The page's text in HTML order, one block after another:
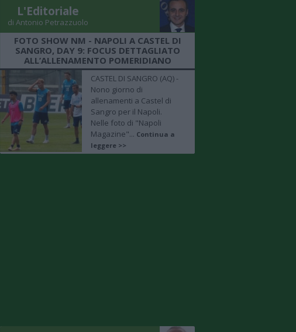
L'Editoriale
di Antonio Petrazzuolo
FOTO SHOW NM - NAPOLI A CASTEL DI
SANGRO, DAY 9: FOCUS DETTAGLIATO
ALL’ALLENAMENTO POMERIDIANO
CASTEL DI SANGRO (AQ) -
Nono giorno di
allenamenti a Castel di
Sangro per il Napoli.
Nelle foto di "Napoli
Magazine"... Continua a
leggere >>